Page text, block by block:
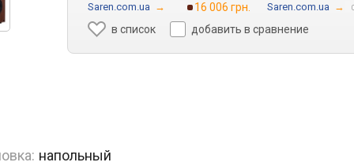
Saren.com.ua → 16 006 грн. Saren.com.ua →
в список добавить в сравнение
напольный